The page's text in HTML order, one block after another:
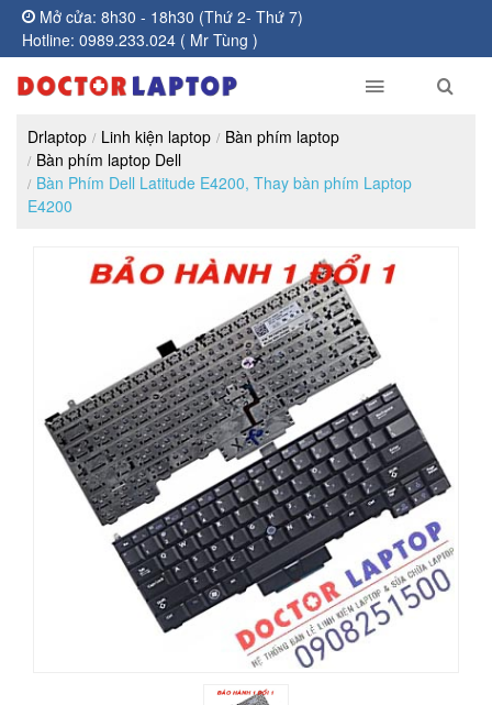
Mở cửa: 8h30 - 18h30 (Thứ 2- Thứ 7)
Hotline: 0989.233.024 ( Mr Tùng )
Drlaptop Linh kiện laptop
Bàn phím laptop
Bàn phím laptop Dell
Bàn Phím Dell Latitude E4200, Thay bàn phím Laptop
E4200